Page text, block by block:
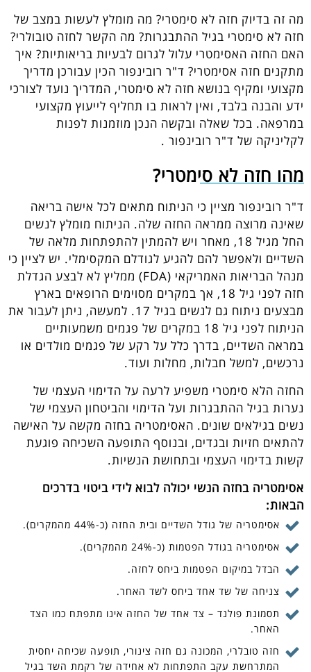
מה זה בדיוק חזה לא סימטרי? מה מומלץ לעשות במצב של
חזה לא סימטרי בגיל ההתבגרות? מה הקשר לחזה טובולרי?
האם החזה האסימטרי עלול לגרום לבעיות בריאותיות? איך
מתקנים חזה אסימטרי? ד"ר רובינפור הכין עבורכן מדריך
מקצועי ומקיף בנושא חזה לא סימטרי, המדריך נועד לצורכי
ידע והבנה בלבד, ואין לראות בו תחליף לייעוץ מקצועי
במרפאה. בכל שאלה ובקשה הנכן מוזמנות לפנות
לקליניקה של ד"ר רובינפור .
מהו חזה לא סימטרי?
ד"ר רובינפור מציין כי הניתוח מתאים לכל אישה בריאה
שאינה מרוצה ממראה החזה שלה. הניתוח מומלץ לנשים
החל מגיל 18, מאחר ויש להמתין להתפתחות מלאה של
השדיים ולאפשר להם להגיע לגודלם המקסימלי. יש לציין כי
מנהל הבריאות האמריקאי (FDA) ממליץ לא לבצע הגדלת
חזה לפני גיל 18, אך במקרים מסוימים הרופאים בארץ
מבצעים ניתוח גם לנשים בגיל 17. למעשה, ניתן לעבור את
הניתוח לפני גיל 18 במקרים של פגמים משמעותיים
במראה השדיים, בדרך כלל על רקע של פגמים מולדים או
נרכשים, למשל חבלות, מחלות ועוד.
החזה הלא סימטרי משפיע לרעה על הדימוי העצמי של
נערות בגיל ההתבגרות ועל הדימוי והביטחון העצמי של
נשים בגילאים שונים. האסימטריה בחזה מקשה על האישה
להתאים חזיות ובגדים, ובנוסף התופעה השכיחה פוגעת
קשות בדימוי העצמי ובתחושת הנשיות.
אסימטריה בחזה הנשי יכולה לבוא לידי ביטוי בדרכים
הבאות:
אסימטריה של גודל השדיים ובית החזה (כ-44% מהמקרים).
אסימטריה בגודל הפטמות (כ-24% מהמקרים).
הבדל במיקום הפטמות ביחס לחזה.
צניחה של שד אחד ביחס לשד האחר.
תסמונת פולנד – צד אחד של החזה אינו מתפתח כמו הצד
האחר.
חזה טובלרי, המכונה גם חזה צינורי, תופעה שכיחה יחסית
המתרחשת עקב התפתחות לא אחידה של רקמת השד בגיל